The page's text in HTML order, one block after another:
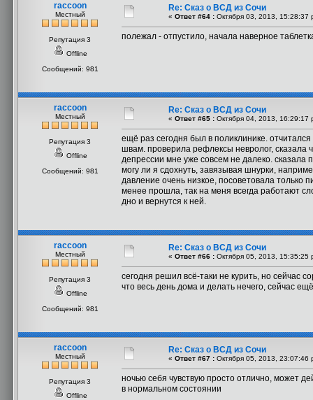
raccoon
Местный
Репутация 3
Offline
Сообщений: 981
Re: Сказ о ВСД из Сочи
« Ответ #64 : Октября 03, 2013, 15:28:37
полежал - отпустило, начала наверное
raccoon
Местный
Репутация 3
Offline
Сообщений: 981
Re: Сказ о ВСД из Сочи
« Ответ #65 : Октября 04, 2013, 16:29:17
ещё раз сегодня был в поликлинике.
швам. проверила рефлексы невролог, сказала
депрессии мне уже совсем не далеко. сказала
могу ли я сдохнуть, завязывая шнурки,
давление очень низкое, посоветовала только
менее прошла, так на меня всегда работают
дно и вернутся к ней.
raccoon
Местный
Репутация 3
Offline
Сообщений: 981
Re: Сказ о ВСД из Сочи
« Ответ #66 : Октября 05, 2013, 15:35:25
сегодня решил всё-таки не курить, но сейчас
что весь день дома и делать нечего, сейчас
raccoon
Местный
Репутация 3
Offline
Re: Сказ о ВСД из Сочи
« Ответ #67 : Октября 05, 2013, 23:07:46
ночью себя чувствую просто отлично, может
в нормальном состоянии